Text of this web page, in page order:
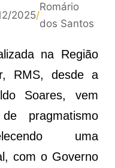
2025/
Romário
dos Santos
na Região
RMS, desde a
Soares, vem
pragmatismo
uma
com o Governo